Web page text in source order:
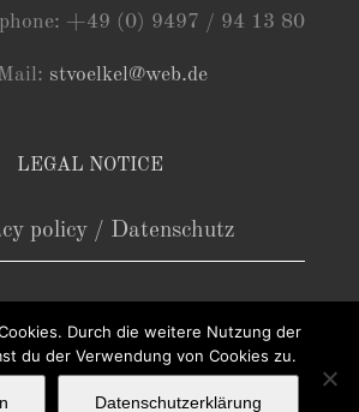
+49 (0) 9497 / 94 13 80
stvoelkel@web.de
LEGAL NOTICE
policy / Datenschutz
Steffen Völkel GmbH | Alle Rechte
Durch die weitere Nutzung der
du der Verwendung von Cookies zu.
Datenschutzerklärung